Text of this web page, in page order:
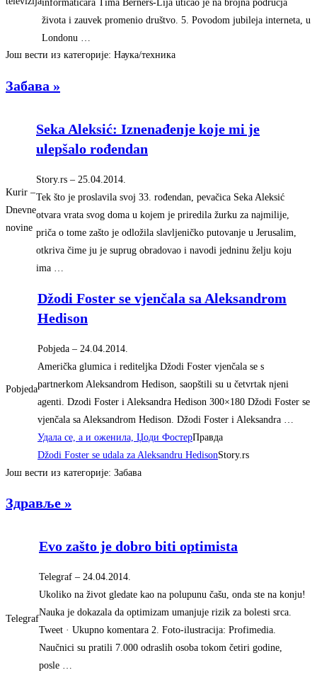
informatičara Tima Berners-Lija uticao je na brojna područja
života i zauvek promenio društvo. 5. Povodom jubileja interneta, u
Londonu …
Још вести из категорије: Наука/техника
Забава »
Kurir –
Dnevne
novine
Seka Aleksić: Iznenađenje koje mi je
ulepšalo rođendan
Story.rs – ‎25.04.2014.‎
Tek što je proslavila svoj 33. rođendan, pevačica Seka Aleksić
otvara vrata svog doma u kojem je priredila žurku za najmilije,
priča o tome zašto je odložila slavljeničko putovanje u Jerusalim,
otkriva čime ju je suprug obradovao i navodi jedninu želju koju
ima …
Pobjeda
Džodi Foster se vjenčala sa Aleksandrom
Hedison
Pobjeda – ‎24.04.2014.‎
Američka glumica i rediteljka Džodi Foster vjenčala se s
partnerkom Aleksandrom Hedison, saopštili su u četvrtak njeni
agenti. Dzodi Foster i Aleksandra Hedison 300×180 Džodi Foster se
vjenčala sa Aleksandrom Hedison. Džodi Foster i Aleksandra …
Удала се, а и оженила, Џоди ФостерПравда
Džodi Foster se udala za Aleksandru HedisonStory.rs
Још вести из категорије: Забава
Здравље »
Telegraf
Evo zašto je dobro biti optimista
Telegraf – ‎24.04.2014.‎
Ukoliko na život gledate kao na polupunu čašu, onda ste na konju!
Nauka je dokazala da optimizam umanjuje rizik za bolesti srca.
Tweet · Ukupno komentara 2. Foto-ilustracija: Profimedia.
Naučnici su pratili 7.000 odraslih osoba tokom četiri godine,
posle …